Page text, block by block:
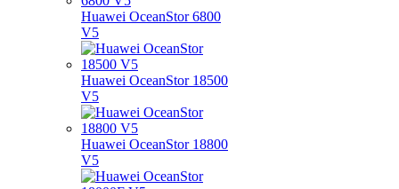
Huawei OceanStor 6800
V5
Huawei OceanStor 18500
V5
Huawei OceanStor 18800
V5